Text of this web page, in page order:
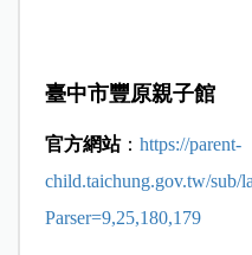
臺中市豐原親子館
官方網站： https://parent-
child.taichung.gov.tw/sub/
Parser=9,25,180,179